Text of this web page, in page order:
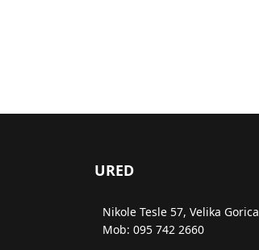
URED
Nikole Tesle 57, Velika Gorica
Mob: 095 742 2660